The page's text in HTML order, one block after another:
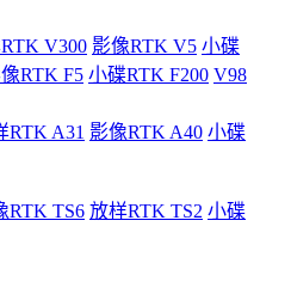
V300 影像RTK V5 小碟
RTK F5 小碟RTK F200 V98
RTK A31 影像RTK A40 小碟
RTK TS6 放样RTK TS2 小碟